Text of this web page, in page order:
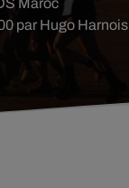
par Hugo Harnois
Maroc